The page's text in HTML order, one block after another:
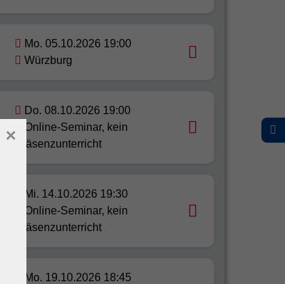
Mo. 05.10.2026 19:00
Würzburg
Do. 08.10.2026 19:00
Online-Seminar, kein
Präsenzunterricht
Mi. 14.10.2026 19:30
Online-Seminar, kein
Präsenzunterricht
Mo. 19.10.2026 18:45
×